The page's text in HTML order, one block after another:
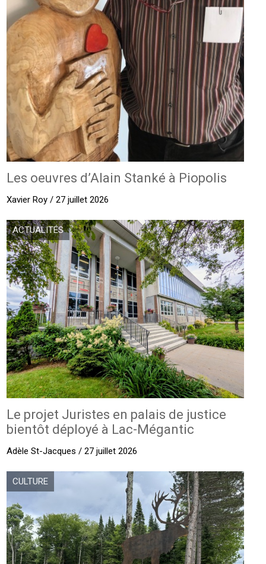
Les oeuvres d’Alain Stanké à Piopolis
Xavier Roy / 27 juillet 2026
ACTUALITÉS
Le projet Juristes en palais de justice
bientôt déployé à Lac-Mégantic
Adèle St-Jacques / 27 juillet 2026
CULTURE